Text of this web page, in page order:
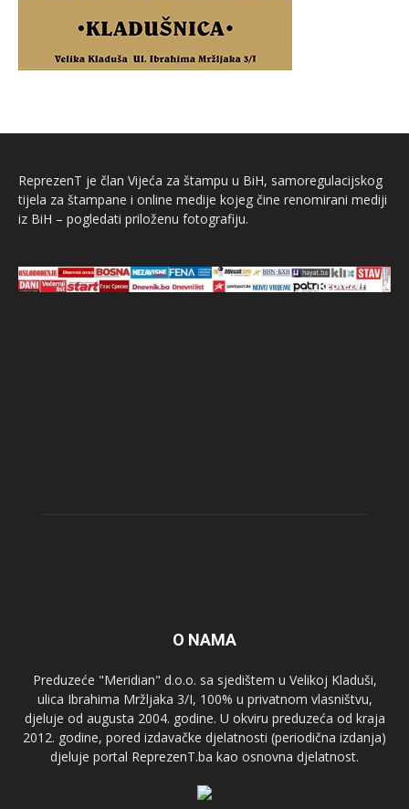
ReprezenT je član Vijeća za štampu u BiH, samoregulacijskog
tijela za štampane i online medije kojeg čine renomirani mediji
iz BiH – pogledati priloženu fotografiju.
O NAMA
Preduzeće "Meridian" d.o.o. sa sjedištem u Velikoj Kladuši,
ulica Ibrahima Mržljaka 3/I, 100% u privatnom vlasništvu,
djeluje od augusta 2004. godine. U okviru preduzeća od kraja
2012. godine, pored izdavačke djelatnosti (periodična izdanja)
djeluje portal ReprezenT.ba kao osnovna djelatnost.